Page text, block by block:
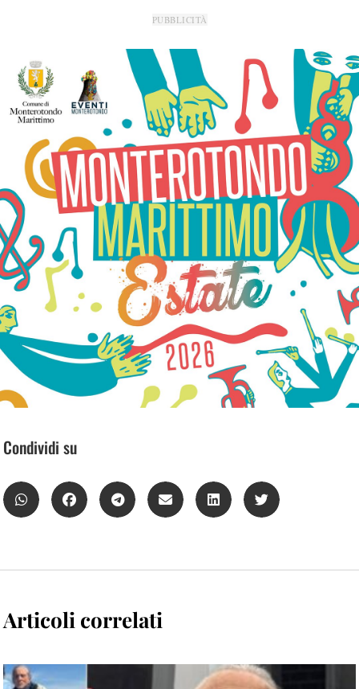
PUBBLICITÀ
Condividi su
Articoli correlati